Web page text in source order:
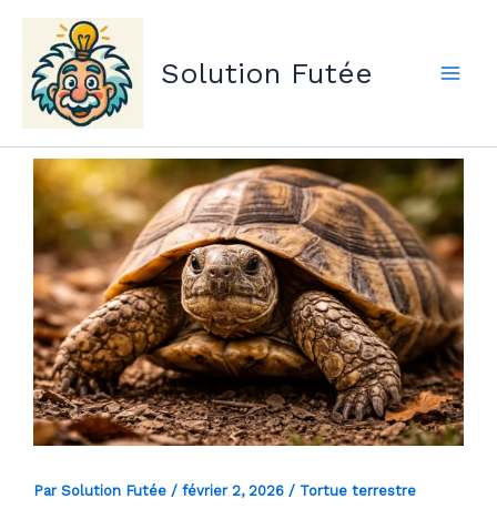
Aller
contenu
Solution Futée
Par Solution Futée / février 2, 2026 / Tortue terrestre